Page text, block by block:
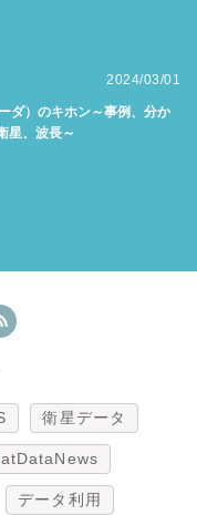
2024/03/01
ダ）のキホン～事例、分か
星、波長～
衛星データ
データ利用